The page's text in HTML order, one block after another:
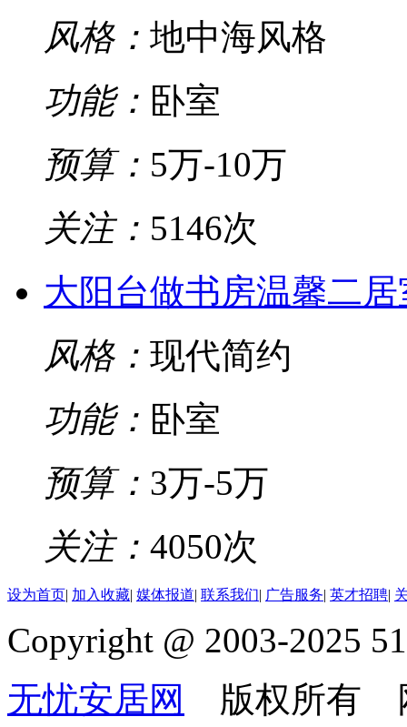
风格： 地中海风格
功能： 卧室
预算： 5万-10万
关注： 5146次
大阳台做书房温馨二居
风格： 现代简约
功能： 卧室
预算： 3万-5万
关注： 4050次
设为首页| 加入收藏| 媒体报道| 联系我们| 广告服务| 英才招聘|
Copyright @ 2003-2025
无忧安居网
版权所有